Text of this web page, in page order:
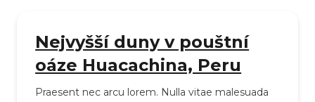
Nejvyšší duny v pouštní
oáze Huacachina, Peru
Praesent nec arcu lorem. Nulla vitae malesuada